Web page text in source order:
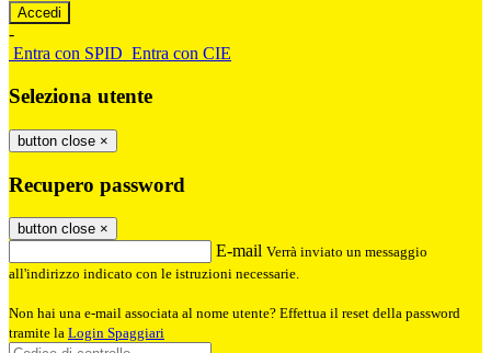
-
Entra con SPID Entra con CIE
Seleziona utente
button close ×
Recupero password
button close ×
E-mail Verrà inviato un messaggio
all'indirizzo indicato con le istruzioni necessarie.
Non hai una e-mail associata al nome utente? Effettua il reset della password
tramite la Login Spaggiari